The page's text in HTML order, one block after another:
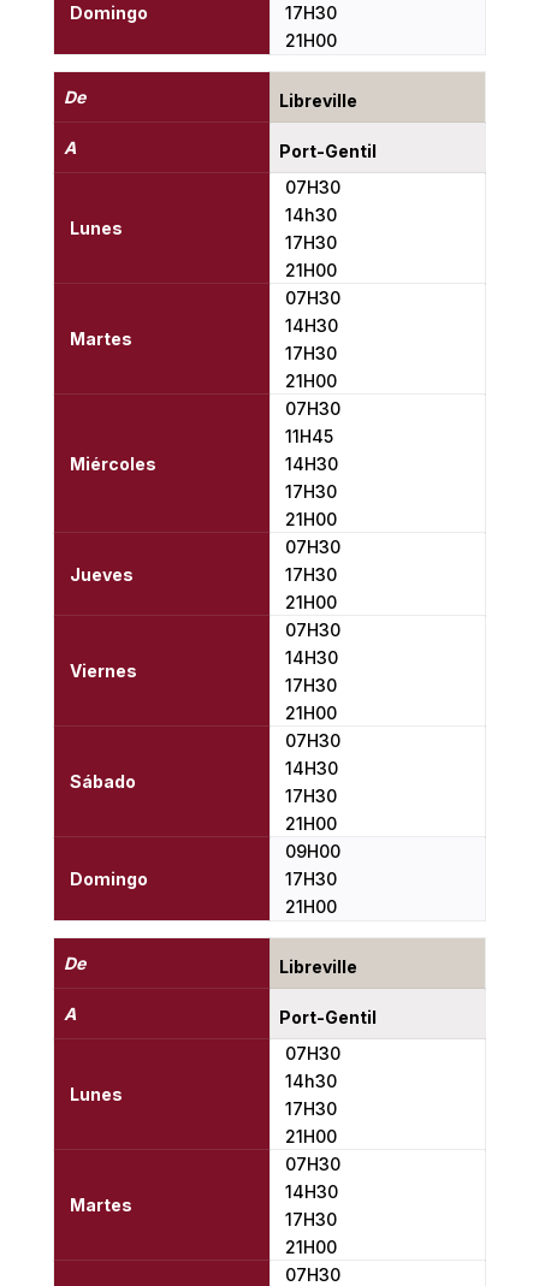
Domingo
17H30
21H00
De
A
Lunes
Martes
Miércoles
Jueves
Viernes
Sábado
Domingo
Libreville
Port-Gentil
07H30
14h30
17H30
21H00
07H30
14H30
17H30
21H00
07H30
11H45
14H30
17H30
21H00
07H30
17H30
21H00
07H30
14H30
17H30
21H00
07H30
14H30
17H30
21H00
09H00
17H30
21H00
De
A
Lunes
Martes
Libreville
Port-Gentil
07H30
14h30
17H30
21H00
07H30
14H30
17H30
21H00
07H30